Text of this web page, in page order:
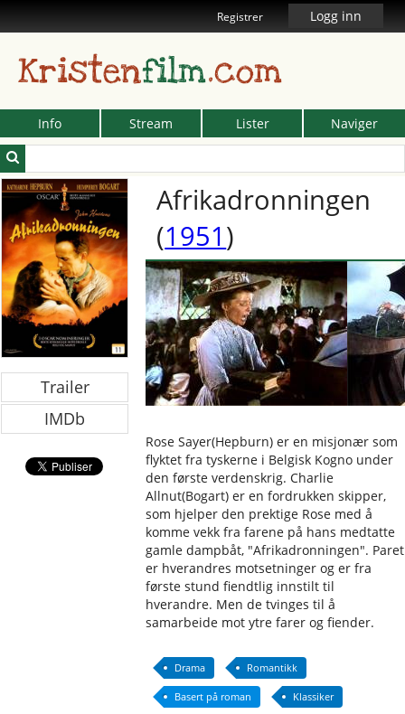
Registrer Logg inn
Kristenfilm.com
Info Stream Lister Naviger
Trailer
IMDb
Afrikadronningen
(1951)
Rose Sayer(Hepburn) er en misjonær som
flyktet fra tyskerne i Belgisk Kogno under
den første verdenskrig. Charlie
Allnut(Bogart) er en fordrukken skipper,
som hjelper den prektige Rose med å
komme vekk fra farene på hans medtatte
gamle dampbåt, "Afrikadronningen". Paret
er hverandres motsetninger og er fra
første stund fiendtlig innstilt til
hverandre. Men de tvinges til å
samarbeide mot ytre farer og fiender.
Drama Romantikk
Basert på roman Klassiker